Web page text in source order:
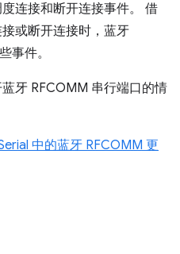
连接和断开连接事件。 借
或断开连接时，蓝牙
事件。
牙 RFCOMM 串行端口的情
中的蓝牙 RFCOMM 更